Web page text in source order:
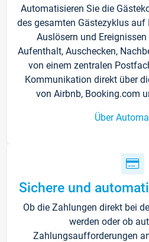
Automatisieren Sie die
des gesamten Gästezyklus
Auslösern und
Aufenthalt, Auschecken,
von einem zentralen
Kommunikation direkt über
von Airbnb, Booking.com
Über
Sichere und
Ob die Zahlungen direkt bei
werden oder ob
Zahlungsaufforderungen